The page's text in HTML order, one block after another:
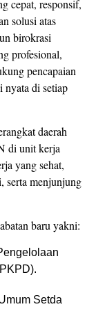
cepat, responsif,
solusi atas
birokrasi
profesional,
pencapaian
nyata di setiap
daerah
di unit kerja
yang sehat,
serta menjunjung
baru yakni:
Setda